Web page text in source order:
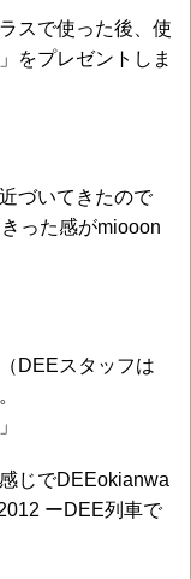
スで使った後、使
をプレゼントしま
づいてきたので
った感がmiooon
DEEスタッフは
じでDEEokianwa
ーDEE列車で